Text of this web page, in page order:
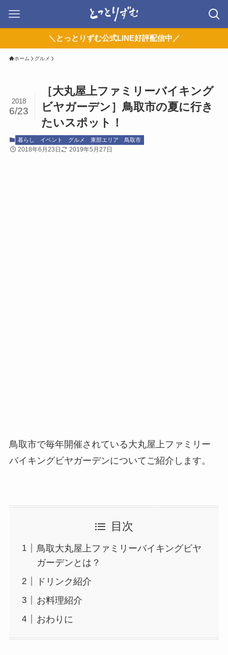
＼とっとりずむ公式LINE好評配信中／
ホーム グルメ
［大丸屋上ファミリーバイキング
ビヤガーデン］鳥取市の夏に行き
たいスポット！
2018
6/23
暮らし イベント グルメ 東部エリア 鳥取市
2018年6月23日 2019年5月27日
鳥取市で毎年開催されている大丸屋上ファミリー
バイキングビヤガーデンについてご紹介します。
目次
鳥取大丸屋上ファミリーバイキングビヤ
ガーデンとは？
ドリンク紹介
お料理紹介
おわりに